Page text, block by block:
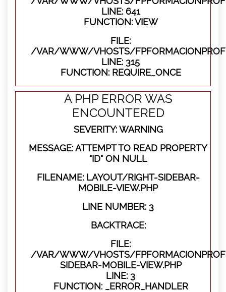
LINE: 641
FUNCTION: VIEW
FILE:
/VAR/WWW/VHOSTS/
LINE: 315
FUNCTION: REQUIRE_ONCE
A PHP ERROR WAS
ENCOUNTERED
SEVERITY: WARNING
MESSAGE: ATTEMPT TO READ PROPERTY
"ID" ON NULL
FILENAME: LAYOUT/RIGHT-SIDEBAR-
MOBILE-VIEW.PHP
LINE NUMBER: 3
BACKTRACE:
FILE:
/VAR/WWW/VHOSTS/
SIDEBAR-MOBILE-VIEW.PHP
LINE: 3
FUNCTION: _ERROR_HANDLER